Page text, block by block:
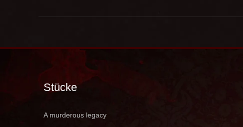
Stücke
A murderous legacy